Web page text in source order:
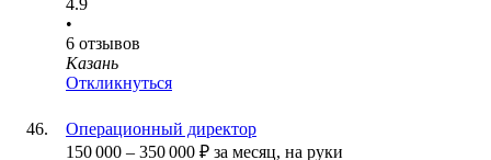
4.9
•
6 отзывов
Казань
Откликнуться
Операционный директор
150 000 – 350 000 ₽ за месяц, на руки